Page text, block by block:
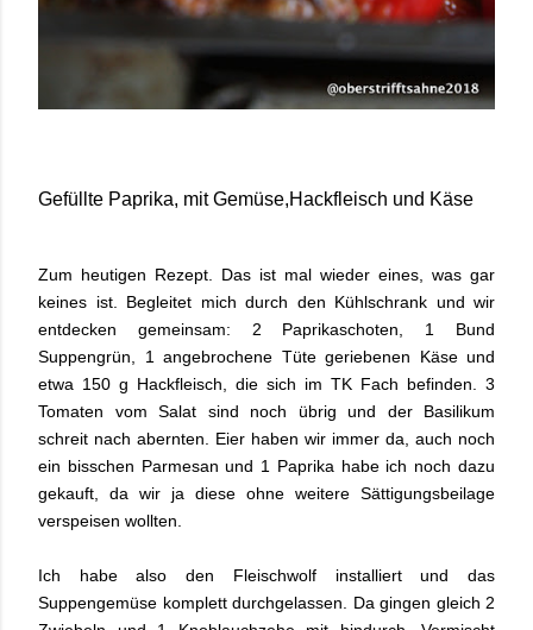
Gefüllte Paprika, mit Gemüse,Hackfleisch und Käse
Zum heutigen Rezept. Das ist mal wieder eines, was gar
keines ist. Begleitet mich durch den Kühlschrank und wir
entdecken gemeinsam: 2 Paprikaschoten, 1 Bund
Suppengrün, 1 angebrochene Tüte geriebenen Käse und
etwa 150 g Hackfleisch, die sich im TK Fach befinden. 3
Tomaten vom Salat sind noch übrig und der Basilikum
schreit nach abernten. Eier haben wir immer da, auch noch
ein bisschen Parmesan und 1 Paprika habe ich noch dazu
gekauft, da wir ja diese ohne weitere Sättigungsbeilage
verspeisen wollten.
Ich habe also den Fleischwolf installiert und das
Suppengemüse komplett durchgelassen. Da gingen gleich 2